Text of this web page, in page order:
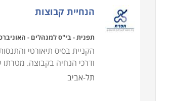
הנחיית קבוצות
תפנית - בי"ס למנהלים -
הקניית בסיס תיאורטי
ודרכי הנחיה בקבוצה. מטרתו
תל-אביב